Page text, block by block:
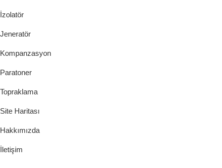
İzolatör
Jeneratör
Kompanzasyon
Paratoner
Topraklama
Site Haritası
Hakkımızda
İletişim